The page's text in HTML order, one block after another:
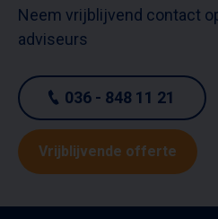
Neem vrijblijvend contact
adviseurs
036 - 848 11 21
Vrijblijvende offerte